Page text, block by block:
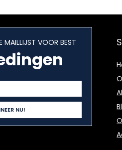
MAILLIJST VOOR BEST